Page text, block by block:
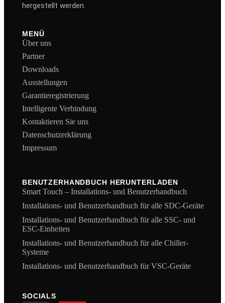
hergestellt werden.
MENÜ
Über uns
Partner
Downloads
Ausstellungen
Garantieregistrierung
Intelligente Verbindung
Kontaktieren Sie uns
Datenschutzerklärung
Impressum
BENUTZERHANDBUCH HERUNTERLADEN
Smart Touch – Installations- und Benutzerhandbuch
Installations- und Benutzerhandbuch für alle SDC-Geräte
Installations- und Benutzerhandbuch für alle SSC- und
ESC-Einheiten
Installations- und Benutzerhandbuch für alle Chiller-
Systeme
Installations- und Benutzerhandbuch für VSC-Geräte
SOCIALS